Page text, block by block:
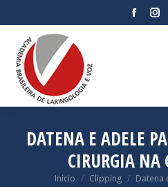
DATENA E ADELE
CIRURGIA NA
Você está aqui:
Início Clipping Datena